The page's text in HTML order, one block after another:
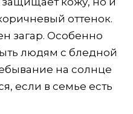
оттенок.
загар. Особенно
людям с бледной
на солнце
если в семье есть